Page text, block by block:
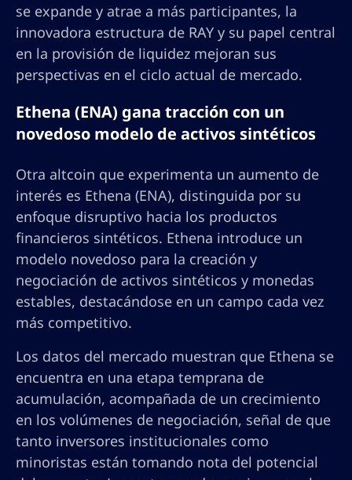
se expande y atrae a más participantes, la
innovadora estructura de RAY y su papel central
en la provisión de liquidez mejoran sus
perspectivas en el ciclo actual de mercado.
Ethena (ENA) gana tracción con un
novedoso modelo de activos sintéticos
Otra altcoin que experimenta un aumento de
interés es Ethena (ENA), distinguida por su
enfoque disruptivo hacia los productos
financieros sintéticos. Ethena introduce un
modelo novedoso para la creación y
negociación de activos sintéticos y monedas
estables, destacándose en un campo cada vez
más competitivo.
Los datos del mercado muestran que Ethena se
encuentra en una etapa temprana de
acumulación, acompañada de un crecimiento
en los volúmenes de negociación, señal de que
tanto inversores institucionales como
minoristas están tomando nota del potencial